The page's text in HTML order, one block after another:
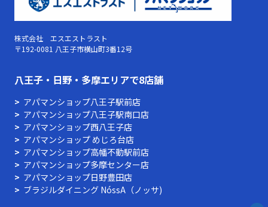
株式会社 エスエストラスト
〒192-0081 八王子市横山町3番12号
⼋王⼦・⽇野・多摩エリアで8店舗
アパマンショップ八王子駅前店
アパマンショップ八王子駅南口店
アパマンショップ西八王子店
アパマンショップ めじろ台店
アパマンショップ高幡不動駅前店
アパマンショップ多摩センター店
アパマンショップ⽇野豊⽥店
ブラジルダイニング NóssA（ノッサ)